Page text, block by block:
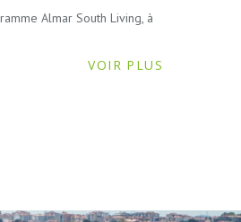
Almar South Living, à
VOIR PLUS